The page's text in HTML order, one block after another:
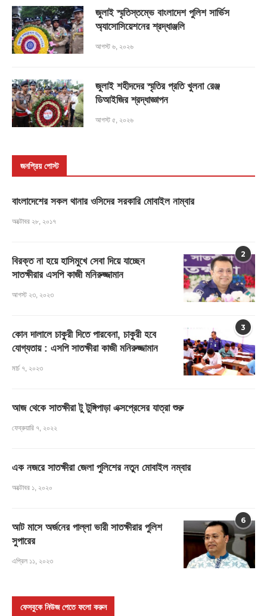
জুলাই স্মৃতিস্তম্ভে বাংলাদেশ পুলিশ সার্ভিস
অ্যাসোসিয়েশনের শ্রদ্ধাঞ্জলি
আগস্ট ৬, ২০২৬
জুলাই শহীদদের স্মৃতির প্রতি খুলনা রেঞ্জ
ডিআইজির শ্রদ্ধাজ্ঞাপন
আগস্ট ৫, ২০২৬
জনপ্রিয় পোস্ট
বাংলাদেশের সকল থানার ওসিদের সরকারি মোবাইল নাম্বার
অক্টোবর ২৮, ২০১৭
2
বিরক্ত না হয়ে হাসিমুখে সেবা দিয়ে যাচ্ছেন
সাতক্ষীরার এসপি কাজী মনিরুজ্জামান
আগস্ট ২৩, ২০২৩
3
কোন দালালে চাকুরী দিতে পারবেনা, চাকুরী হবে
যোগ্যতায় : এসপি সাতক্ষীরা কাজী মনিরুজ্জামান
মার্চ ৭, ২০২৩
আজ থেকে সাতক্ষীরা টু টুঙ্গিপাড়া এক্সপ্রেসের যাত্রা শুরু
ফেব্রুয়ারি ৭, ২০২২
এক নজরে সাতক্ষীরা জেলা পুলিশের নতুন মোবাইল নম্বার
অক্টোবর ১, ২০২০
6
আট মাসে অর্জনের পাল্লা ভারী সাতক্ষীরার পুলিশ
সুপারের
এপ্রিল ১১, ২০২৩
ফেসবুকে নিউজ পেতে ফলো করুন